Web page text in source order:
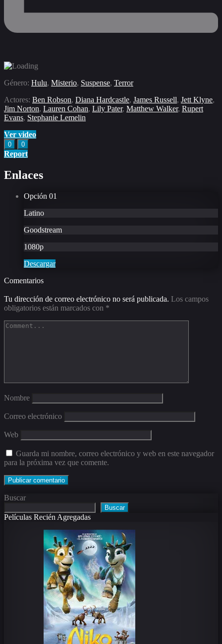
Género: Hulu, Misterio, Suspense, Terror
Actores: Ben Robson, Diana Hardcastle, James Russell, Jett Klyne,
Jim Norton, Lauren Cohan, Lily Pater, Matthew Walker, Rupert
Evans, Stephanie Lemelin
Ver video
0 0
Report
Enlaces
Opción 01
Latino
Goodstream
1080p
Descargar
Comentarios
Tu dirección de correo electrónico no será publicada. Los campos
obligatorios están marcados con *
Nombre
Correo electrónico
Web
Guarda mi nombre, correo electrónico y web en este navegador
para la próxima vez que comente.
Buscar
Buscar
Películas Recién Agregadas